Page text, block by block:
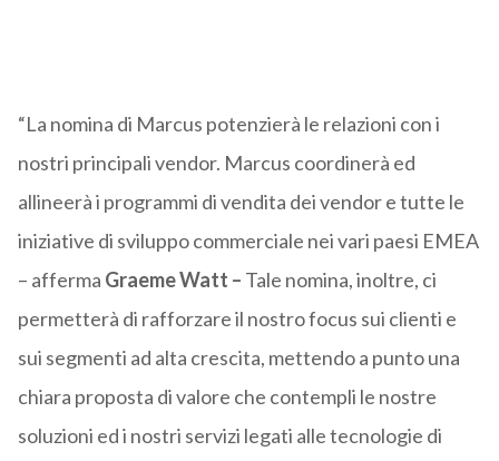
“La nomina di Marcus potenzierà le relazioni con i
nostri principali vendor. Marcus coordinerà ed
allineerà i programmi di vendita dei vendor e tutte le
iniziative di sviluppo commerciale nei vari paesi EMEA
– afferma Graeme Watt – Tale nomina, inoltre, ci
permetterà di rafforzare il nostro focus sui clienti e
sui segmenti ad alta crescita, mettendo a punto una
chiara proposta di valore che contempli le nostre
soluzioni ed i nostri servizi legati alle tecnologie di